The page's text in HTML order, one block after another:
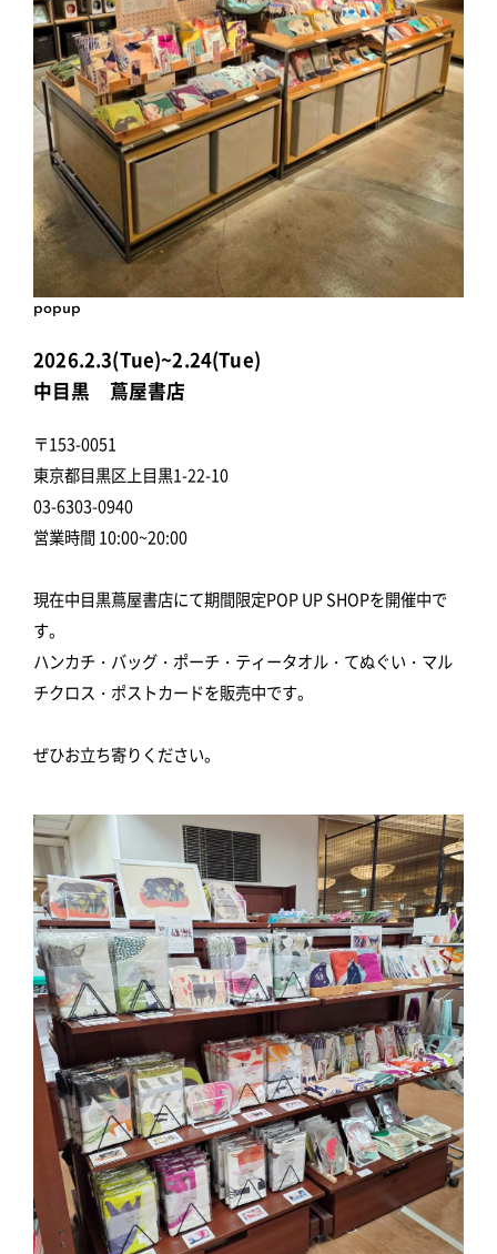
popup
2026.2.3(Tue)~2.24(Tue)
中目黒 蔦屋書店
〒153-0051
東京都目黒区上目黒1-22-10
03-6303-0940
営業時間 10:00~20:00
現在中目黒蔦屋書店にて期間限定POP UP SHOPを開催中で
す。
ハンカチ・バッグ・ポーチ・ティータオル・てぬぐい・マル
チクロス・ポストカードを販売中です。
ぜひお立ち寄りください。